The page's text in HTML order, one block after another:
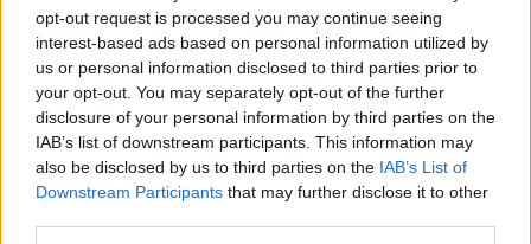
opt-out request is processed you may continue seeing
interest-based ads based on personal information utilized by
us or personal information disclosed to third parties prior to
your opt-out. You may separately opt-out of the further
disclosure of your personal information by third parties on the
IAB’s list of downstream participants. This information may
also be disclosed by us to third parties on the IAB’s List of
Downstream Participants that may further disclose it to other